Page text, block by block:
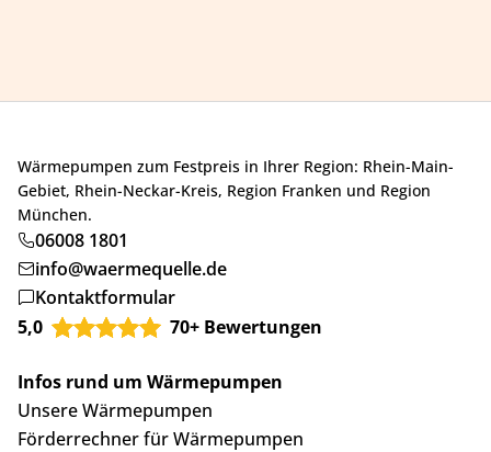
Wärmepumpen zum Festpreis in Ihrer Region: Rhein-Main-
Gebiet, Rhein-Neckar-Kreis, Region Franken und Region
München.
06008 1801
info@waermequelle.de
Kontaktformular
5,0
70+ Bewertungen
Infos rund um Wärmepumpen
Unsere Wärmepumpen
Förderrechner für Wärmepumpen